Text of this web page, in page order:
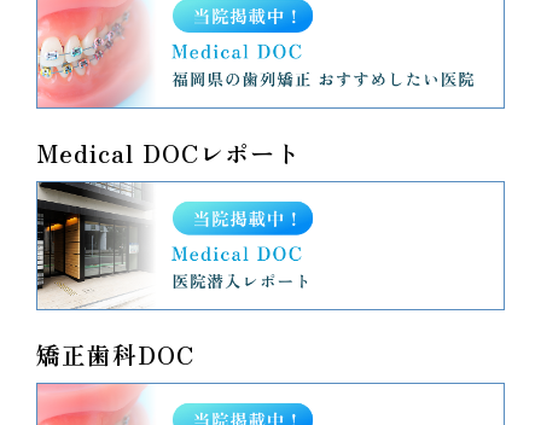
Medical DOCレポート
矯正歯科DOC